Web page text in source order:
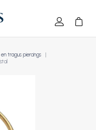
en tragus piercings